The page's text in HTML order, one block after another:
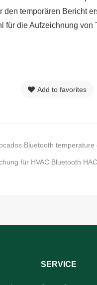
den temporären Bericht
für die Aufzeichnung
Add to favorites
Bluetooth temperature
für HVAC Bluetooth
SERVICE